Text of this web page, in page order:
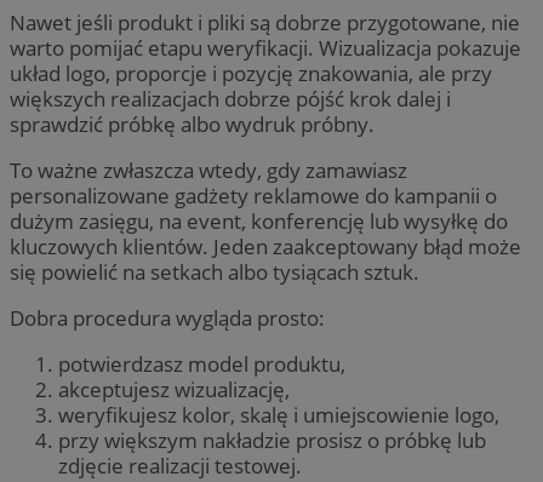
Nawet jeśli produkt i pliki są dobrze przygotowane, nie
warto pomijać etapu weryfikacji. Wizualizacja pokazuje
układ logo, proporcje i pozycję znakowania, ale przy
większych realizacjach dobrze pójść krok dalej i
sprawdzić próbkę albo wydruk próbny.
To ważne zwłaszcza wtedy, gdy zamawiasz
personalizowane gadżety reklamowe do kampanii o
dużym zasięgu, na event, konferencję lub wysyłkę do
kluczowych klientów. Jeden zaakceptowany błąd może
się powielić na setkach albo tysiącach sztuk.
Dobra procedura wygląda prosto:
potwierdzasz model produktu,
akceptujesz wizualizację,
weryfikujesz kolor, skalę i umiejscowienie logo,
przy większym nakładzie prosisz o próbkę lub
zdjęcie realizacji testowej.